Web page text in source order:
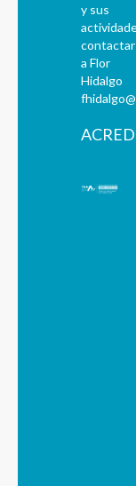
y sus
contactar
a Flor
Hidalgo